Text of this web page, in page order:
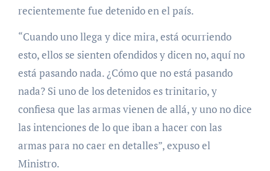
recientemente fue detenido en el país.
“Cuando uno llega y dice mira, está ocurriendo
esto, ellos se sienten ofendidos y dicen no, aquí no
está pasando nada. ¿Cómo que no está pasando
nada? Si uno de los detenidos es trinitario, y
confiesa que las armas vienen de allá, y uno no dice
las intenciones de lo que iban a hacer con las
armas para no caer en detalles”, expuso el
Ministro.